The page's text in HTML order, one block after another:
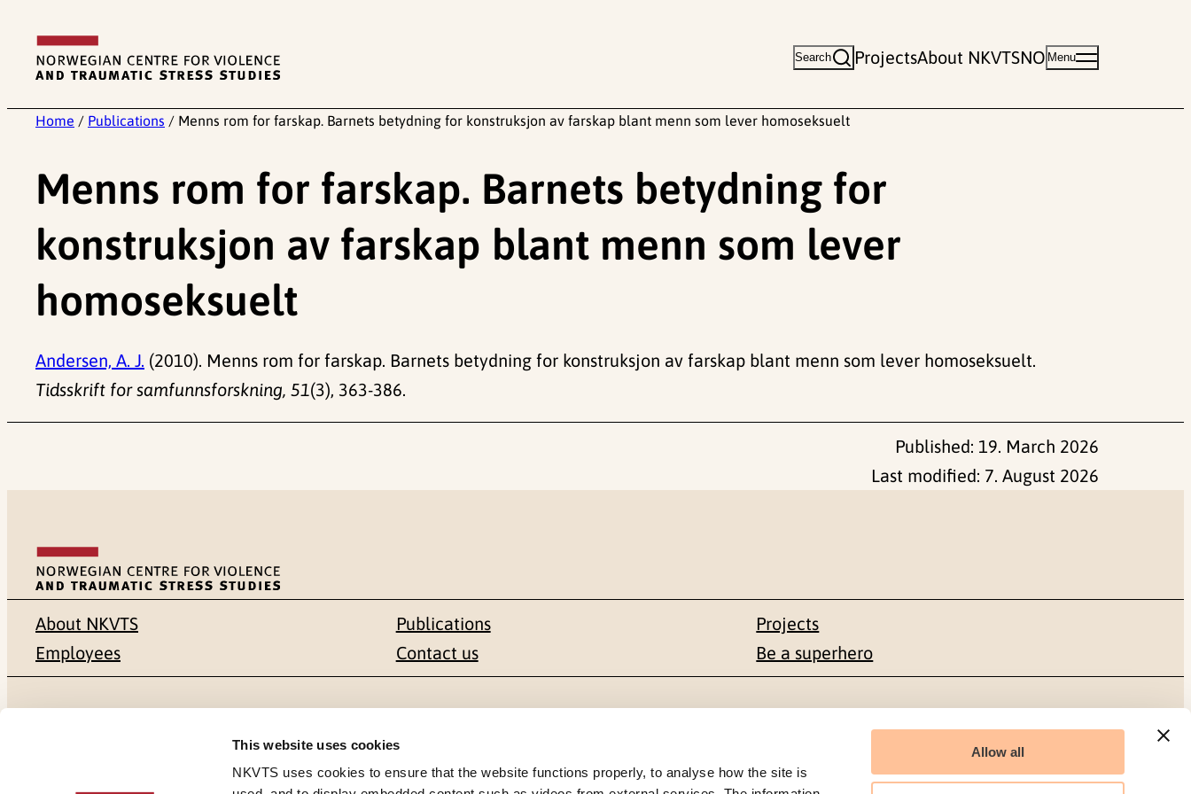
This website uses cookies
NKVTS uses cookies to ensure that the website functions properly, to analyse how the site is
Allow all
content
Search ProjectsAbout NKVTSNO Menu
Home / Publications / Menns rom for farskap. Barnets betydning for konstruksjon av farskap blant menn som lever homoseksuelt
Menns rom for farskap. Barnets betydning for
konstruksjon av farskap blant menn som lever
homoseksuelt
Andersen, A. J. (2010). Menns rom for farskap. Barnets betydning for konstruksjon av farskap blant menn som lever homoseksuelt.
Tidsskrift for samfunnsforskning, 51(3), 363-386.
Published: 19. March 2026
Last modified: 7. August 2026
About NKVTS
Employees
Publications
Contact us
Projects
Be a superhero
Gullhaugveien 1-3
+47 22 59 55 00 Facebook